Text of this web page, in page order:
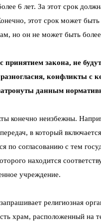
6 лет. За этот срок
этот срок может
но он не может быть более
принятием закона, не
конфликты с
данным
конечно неизбежны.
в который
по согласованию с тем
находится
учреждение.
религиозная
храм, расположенный на